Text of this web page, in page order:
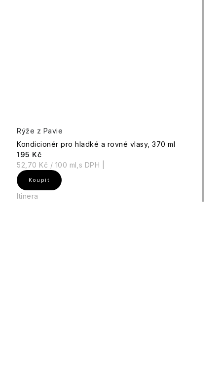
Rýže z Pavie
Kondicionér pro hladké a rovné vlasy, 370 ml
195 Kč
Měrná
cena:
52,70 Kč / 100 ml
Itinera